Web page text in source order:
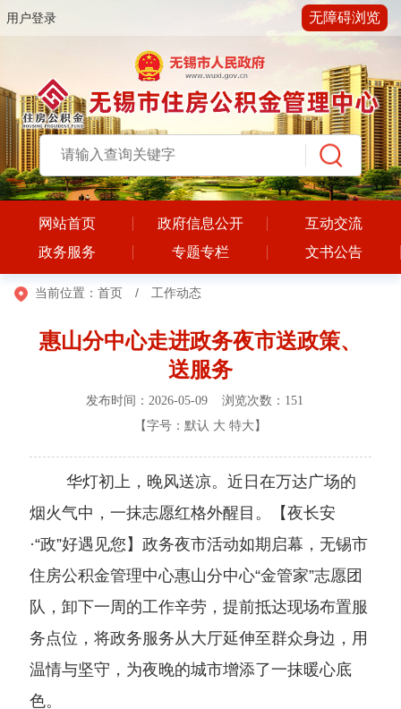
用户登录 无障碍浏览
网站首页 政府信息公开
互动交流
政务服务
专题专栏 文书公告
当前位置： 首页 / 工作动态
惠山分中心走进政务夜市送政策、
送服务
发布时间：2026-05-09 浏览次数： 151
【字号： 默认 大 特大 】
华灯初上，晚风送凉。近日在万达广场的
烟火气中，一抹志愿红格外醒目。【夜长安
·“政”好遇见您】政务夜市活动如期启幕，无锡市
住房公积金管理中心惠山分中心“金管家”志愿团
队，卸下一周的工作辛劳，提前抵达现场布置服
务点位，将政务服务从大厅延伸至群众身边，用
温情与坚守，为夜晚的城市增添了一抹暖心底
色。